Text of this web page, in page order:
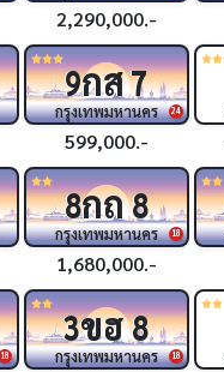
2,290,000.-
24
9กส7
กรุงเทพมหานคร
599,000.-
18
8กถ8
กรุงเทพมหานคร
1,680,000.-
18 18
3ขฮ8
กรุงเทพมหานคร